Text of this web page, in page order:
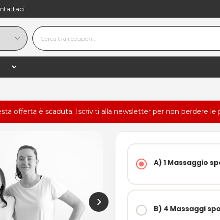
offerta è scaduta. Iscriviti alla newsletter per non perdere le
A) 1 Massaggio
B) 4 Massaggi